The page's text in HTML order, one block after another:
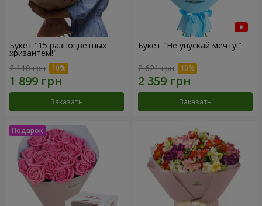
Букет "15 разноцветных
хризантем!"
2 110 грн
Заказать
Букет "Не упускай мечту!"
2 621 грн
Заказать